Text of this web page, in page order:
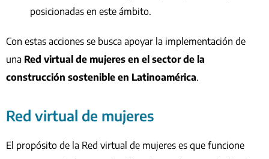
posicionadas en este ámbito.
Con estas acciones se busca apoyar la implementación de
una Red virtual de mujeres en el sector de la
construcción sostenible en Latinoamérica.
Red virtual de mujeres
El propósito de la Red virtual de mujeres es que funcione